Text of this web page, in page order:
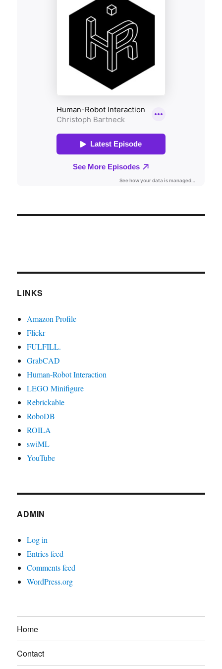
LINKS
Amazon Profile
Flickr
FULFILL.
GrabCAD
Human-Robot Interaction
LEGO Minifigure
Rebrickable
RoboDB
ROILA
swiML
YouTube
ADMIN
Log in
Entries feed
Comments feed
WordPress.org
Home
Contact